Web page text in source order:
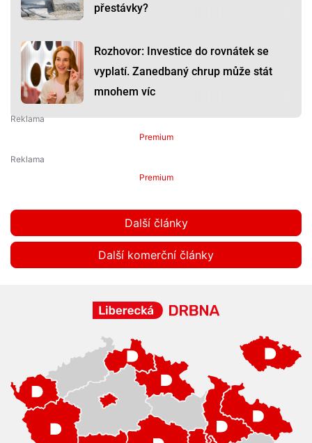
přestávky?
Rozhovor: Investice do rovnátek se
vyplatí. Zanedbaný chrup může stát
mnohem víc
Premium
Premium
Další články
Další komerční články